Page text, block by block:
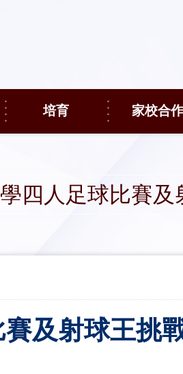
培育 家校合
四人足球比賽及
及射球王挑